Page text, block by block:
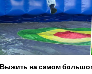
Выжить на самом